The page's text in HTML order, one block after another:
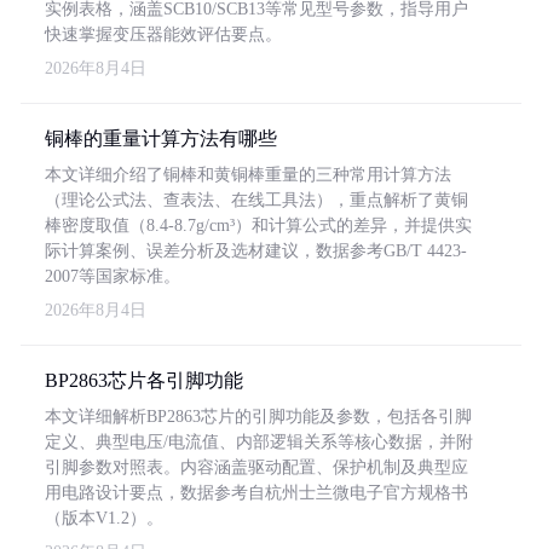
实例表格，涵盖SCB10/SCB13等常见型号参数，指导用户
快速掌握变压器能效评估要点。
2026年8月4日
铜棒的重量计算方法有哪些
本文详细介绍了铜棒和黄铜棒重量的三种常用计算方法
（理论公式法、查表法、在线工具法），重点解析了黄铜
棒密度取值（8.4-8.7g/cm³）和计算公式的差异，并提供实
际计算案例、误差分析及选材建议，数据参考GB/T 4423-
2007等国家标准。
2026年8月4日
BP2863芯片各引脚功能
本文详细解析BP2863芯片的引脚功能及参数，包括各引脚
定义、典型电压/电流值、内部逻辑关系等核心数据，并附
引脚参数对照表。内容涵盖驱动配置、保护机制及典型应
用电路设计要点，数据参考自杭州士兰微电子官方规格书
（版本V1.2）。